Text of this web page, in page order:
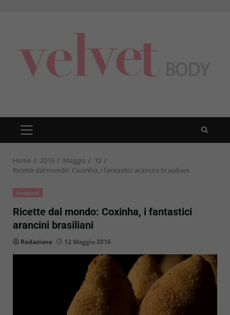
PRIMARY
MENU
Home 2016 Maggio
12
Ricette dal mondo: Coxinha, i fantastici arancini brasiliani
Antipasti
Ricette dal mondo: Coxinha, i fantastici
arancini brasiliani
Redazione 12 Maggio 2016